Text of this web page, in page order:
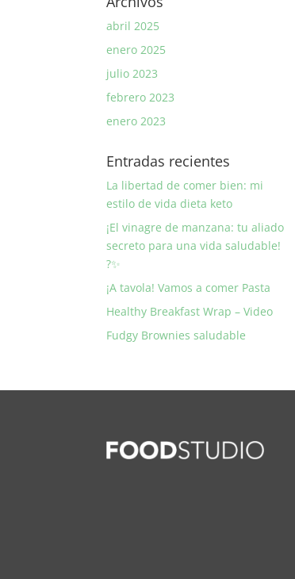
abril 2025
enero 2025
julio 2023
febrero 2023
enero 2023
Entradas recientes
La libertad de comer bien: mi
estilo de vida dieta keto
¡El vinagre de manzana: tu aliado
secreto para una vida saludable!
?✨
¡A tavola! Vamos a comer Pasta
Healthy Breakfast Wrap – Video
Fudgy Brownies saludable